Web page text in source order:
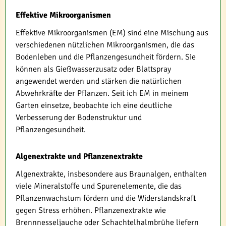
Effektive Mikroorganismen
Effektive Mikroorganismen (EM) sind eine Mischung aus
verschiedenen nützlichen Mikroorganismen, die das
Bodenleben und die Pflanzengesundheit fördern. Sie
können als Gießwasserzusatz oder Blattspray
angewendet werden und stärken die natürlichen
Abwehrkräfte der Pflanzen. Seit ich EM in meinem
Garten einsetze, beobachte ich eine deutliche
Verbesserung der Bodenstruktur und
Pflanzengesundheit.
Algenextrakte und Pflanzenextrakte
Algenextrakte, insbesondere aus Braunalgen, enthalten
viele Mineralstoffe und Spurenelemente, die das
Pflanzenwachstum fördern und die Widerstandskraft
gegen Stress erhöhen. Pflanzenextrakte wie
Brennnesseljauche oder Schachtelhalmbrühe liefern